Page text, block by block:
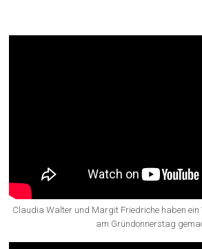
Claudia Walter und Margit Friedriche haben
am Gründonnerstag